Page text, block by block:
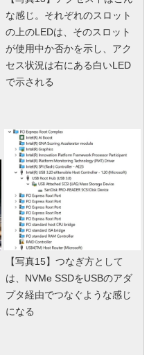
な感じ。それぞれのスロット
の上のLEDは、そのスロット
が使用中か否かを示し、アク
セス状況は右にある白いLED
で示される
【写真15】つなぎ方として
は、NVMe SSDをUSBのアダ
プタ経由でつなぐような感じ
になる